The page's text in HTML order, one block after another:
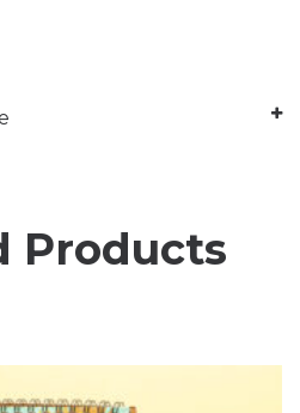
Products